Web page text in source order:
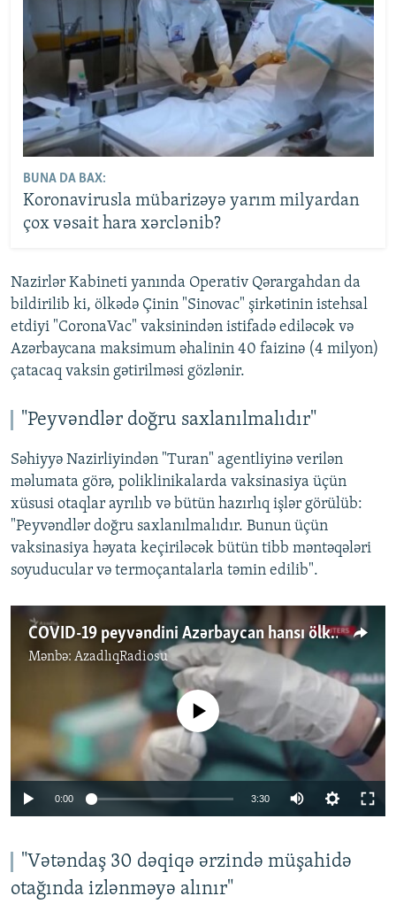
BUNA DA BAX:
Koronavirusla mübarizəyə yarım milyardan
çox vəsait hara xərclənib?
Nazirlər Kabineti yanında Operativ Qərargahdan da
bildirilib ki, ölkədə Çinin "Sinovac" şirkətinin istehsal
etdiyi "CoronaVac" vaksinindən istifadə ediləcək və
Azərbaycana maksimum əhalinin 40 faizinə (4 milyon)
çatacaq vaksin gətirilməsi gözlənir.
"Peyvəndlər doğru saxlanılmalıdır"
Səhiyyə Nazirliyindən "Turan" agentliyinə verilən
məlumata görə, poliklinikalarda vaksinasiya üçün
xüsusi otaqlar ayrılıb və bütün hazırlıq işlər görülüb:
"Peyvəndlər doğru saxlanılmalıdır. Bunun üçün
vaksinasiya həyata keçiriləcək bütün tibb məntəqələri
soyuducular və termoçantalarla təmin edilib".
COVID-19 peyvəndini Azərbaycan hansı ölkədən alır?
Mənbə: AzadlıqRadiosu
Auto 240p 360p
No media source currently available
0:00 3:30
360p
"Vətəndaş 30 dəqiqə ərzində müşahidə
otağında izlənməyə alınır"